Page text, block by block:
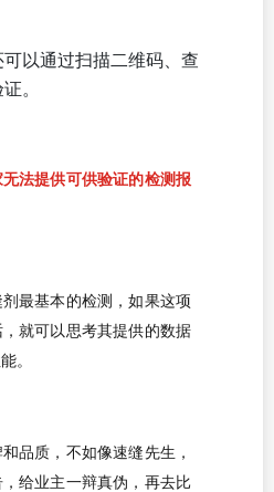
以通过扫描二维码、查
。
法提供可供验证的检测报
最基本的检测，如果这项
就可以思考其提供的数据
。
品质，不如像速缝先生，
给业主一辩真伪，再去比